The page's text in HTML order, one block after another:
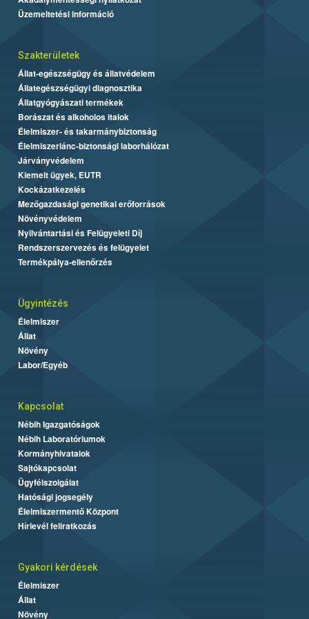
Üzemeltetési információ
Szakterületek
Állat-egészségügy és állatvédelem
Állategészségügyi diagnosztika
Állatgyógyászati termékek
Borászat és alkoholos italok
Élelmiszer- és takarmánybiztonság
Élelmiszerlánc-biztonsági laborhálózat
Járványvédelem
Kiemelt ügyek, EUTR
Kockázatkezelés
Mezőgazdasági genetikai erőforrások
Növényvédelem
Nyilvántartási és Felügyeleti Díj
Rendszerszervezés és felügyelet
Termékpálya-ellenőrzés
Ügyintézés
Élelmiszer
Állat
Növény
Labor/Egyéb
Kapcsolat
Nébih Igazgatóságok
Nébih Laboratóriumok
Kormányhivatalok
Sajtókapcsolat
Ügyfélszolgálat
Hatósági jogsegély
Élelmiszermentő Központ
Hírlevél feliratkozás
Gyakori kérdések
Élelmiszer
Állat
Növény